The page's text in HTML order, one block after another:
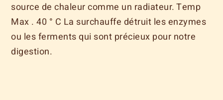
source de chaleur comme un radiateur. Temp
Max . 40 ° C La surchauffe détruit les enzymes
ou les ferments qui sont précieux pour notre
digestion.